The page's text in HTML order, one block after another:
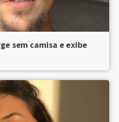
sem camisa e exibe